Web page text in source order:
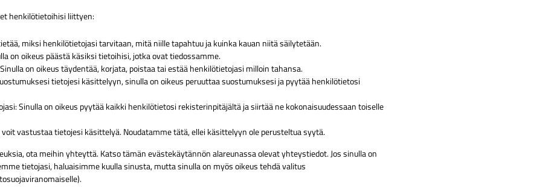
henkilötietoihisi liittyen:
miksi henkilötietojasi tarvitaan, mitä niille tapahtuu ja kuinka kauan niitä säilytetään.
on oikeus päästä käsiksi tietoihisi, jotka ovat tiedossamme.
on oikeus täydentää, korjata, poistaa tai estää henkilötietojasi milloin tahansa.
tietojesi käsittelyyn, sinulla on oikeus peruuttaa suostumuksesi ja pyytää henkilötietosi
Sinulla on oikeus pyytää kaikki henkilötietosi rekisterinpitäjältä ja siirtää ne kokonaisuudessaan toiselle
vastustaa tietojesi käsittelyä. Noudatamme tätä, ellei käsittelyyn ole perusteltua syytä.
ota meihin yhteyttä. Katso tämän evästekäytännön alareunassa olevat yhteystiedot. Jos sinulla on
tietojasi, haluaisimme kuulla sinusta, mutta sinulla on myös oikeus tehdä valitus